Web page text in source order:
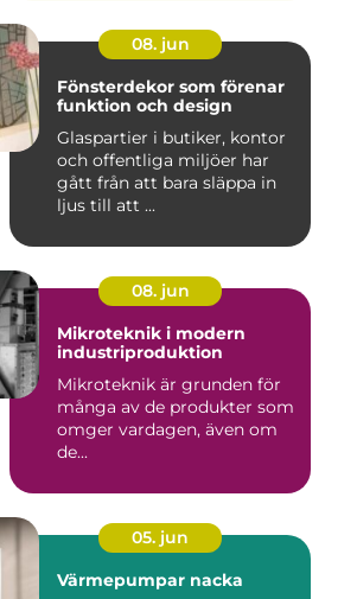
08. jun
Fönsterdekor som förenar
funktion och design
Glaspartier i butiker, kontor
och offentliga miljöer har
gått från att bara släppa in
ljus till att ...
08. jun
Mikroteknik i modern
industriproduktion
Mikroteknik är grunden för
många av de produkter som
omger vardagen, även om
de...
05. jun
Värmepumpar nacka